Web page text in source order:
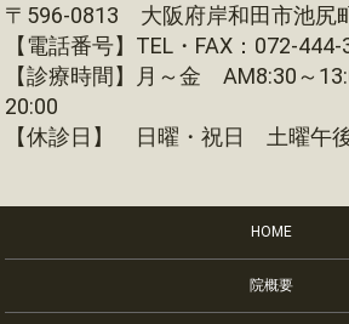
〒596-0813 大阪府岸和田市池尻
【電話番号】TEL・FAX：072-444-
【診療時間】月～金 AM8:30～
20:00
【休診日】 日曜・祝日 土曜午
HOME
院概要